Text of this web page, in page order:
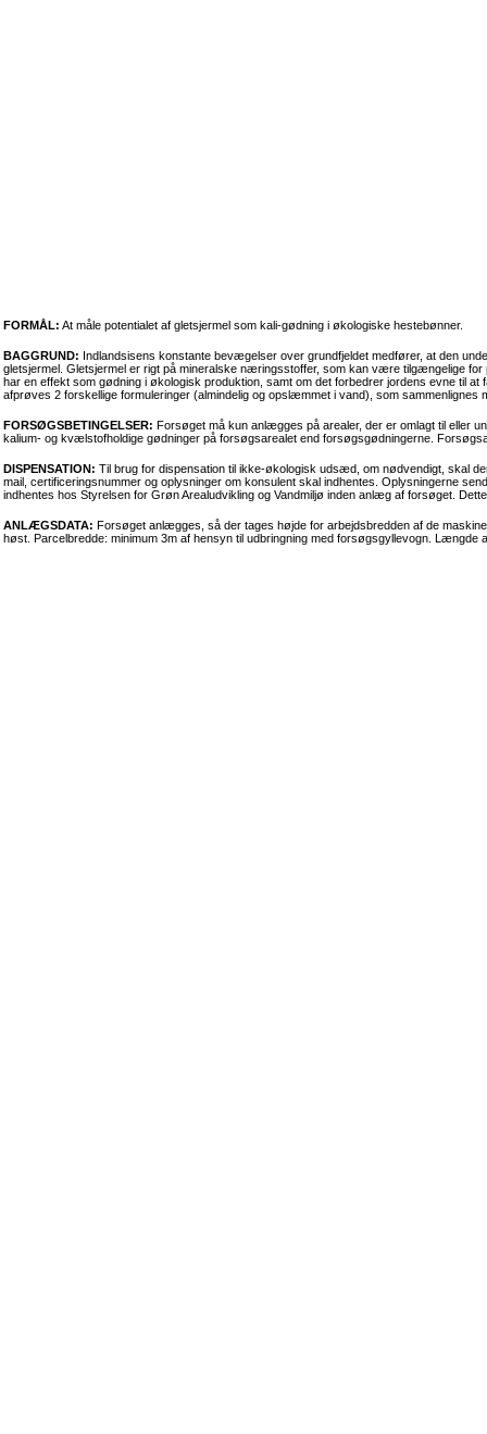
FORMÅL: At måle potentialet af gletsjermel som kali-gødning i økologiske hestebønner.
BAGGRUND: Indlandsisens konstante bevægelser over grundfjeldet medfører, at den
gletsjermel. Gletsjermel er rigt på mineralske næringsstoffer, som kan være tilgængelige
har en effekt som gødning i økologisk produktion, samt om det forbedrer jordens evne til
afprøves 2 forskellige formuleringer (almindelig og opslæmmet i vand), som sammenlignes
FORSØGSBETINGELSER: Forsøget må kun anlægges på arealer, der er omlagt til eller
kalium- og kvælstofholdige gødninger på forsøgsarealet end forsøgsgødningerne.
DISPENSATION: Til brug for dispensation til ikke-økologisk udsæd, om nødvendigt, skal
mail, certificeringsnummer og oplysninger om konsulent skal indhentes. Oplysningerne
indhentes hos Styrelsen for Grøn Arealudvikling og Vandmiljø inden anlæg af forsøget.
ANLÆGSDATA: Forsøget anlægges, så der tages højde for arbejdsbredden af de
høst. Parcelbredde: minimum 3m af hensyn til udbringning med forsøgsgyllevogn. Længde